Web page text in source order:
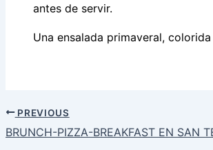
antes de servir.
Una ensalada primaveral,
PREVIOUS
BRUNCH-PIZZA-BREAKFAST EN SAN